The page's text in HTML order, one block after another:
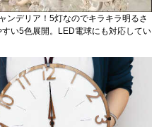
ンデリア！5灯なのでキラキラ明るさ
い5色展開。LED電球にも対応してい